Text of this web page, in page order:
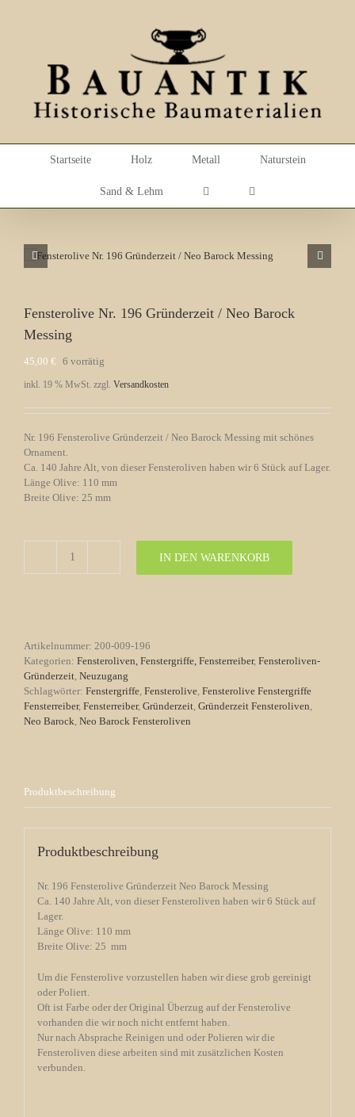
Startseite Holz Metall Naturstein
Sand & Lehm
Fensterolive Nr. 196 Gründerzeit / Neo Barock
Messing
45,00 € 6 vorrätig
inkl. 19 % MwSt. zzgl. Versandkosten
Nr. 196 Fensterolive Gründerzeit / Neo Barock Messing mit schönes
Ornament.
Ca. 140 Jahre Alt, von dieser Fensteroliven haben wir 6 Stück auf Lager.
Länge Olive: 110 mm
Breite Olive: 25 mm
Fensterolive
Menge
IN DEN WARENKORB
Artikelnummer: 200-009-196
Kategorien: Fensteroliven, Fenstergriffe, Fensterreiber, Fensteroliven-
Gründerzeit, Neuzugang
Schlagwörter: Fenstergriffe, Fensterolive, Fensterolive Fenstergriffe
Fensterreiber, Fensterreiber, Gründerzeit, Gründerzeit Fensteroliven,
Neo Barock, Neo Barock Fensteroliven
Produktbeschreibung
Produktbeschreibung
Nr. 196 Fensterolive Gründerzeit Neo Barock Messing
Ca. 140 Jahre Alt, von dieser Fensteroliven haben wir 6 Stück auf
Lager.
Länge Olive: 110 mm
Breite Olive: 25 mm
Um die Fensterolive vorzustellen haben wir diese grob gereinigt
oder Poliert.
Oft ist Farbe oder der Original Überzug auf der Fensterolive
vorhanden die wir noch nicht entfernt haben.
Nur nach Absprache Reinigen und oder Polieren wir die
Fensteroliven diese arbeiten sind mit zusätzlichen Kosten
verbunden.